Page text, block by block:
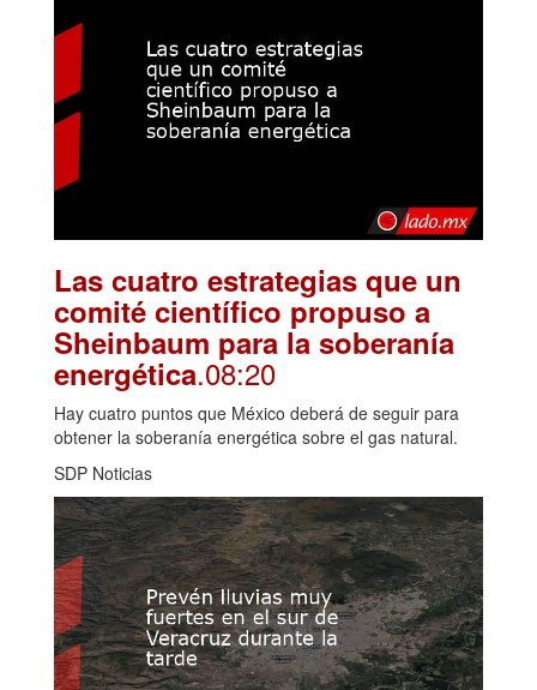
Las cuatro estrategias que un
comité científico propuso a
Sheinbaum para la soberanía
energética.08:20
Hay cuatro puntos que México deberá de seguir para
obtener la soberanía energética sobre el gas natural.
SDP Noticias